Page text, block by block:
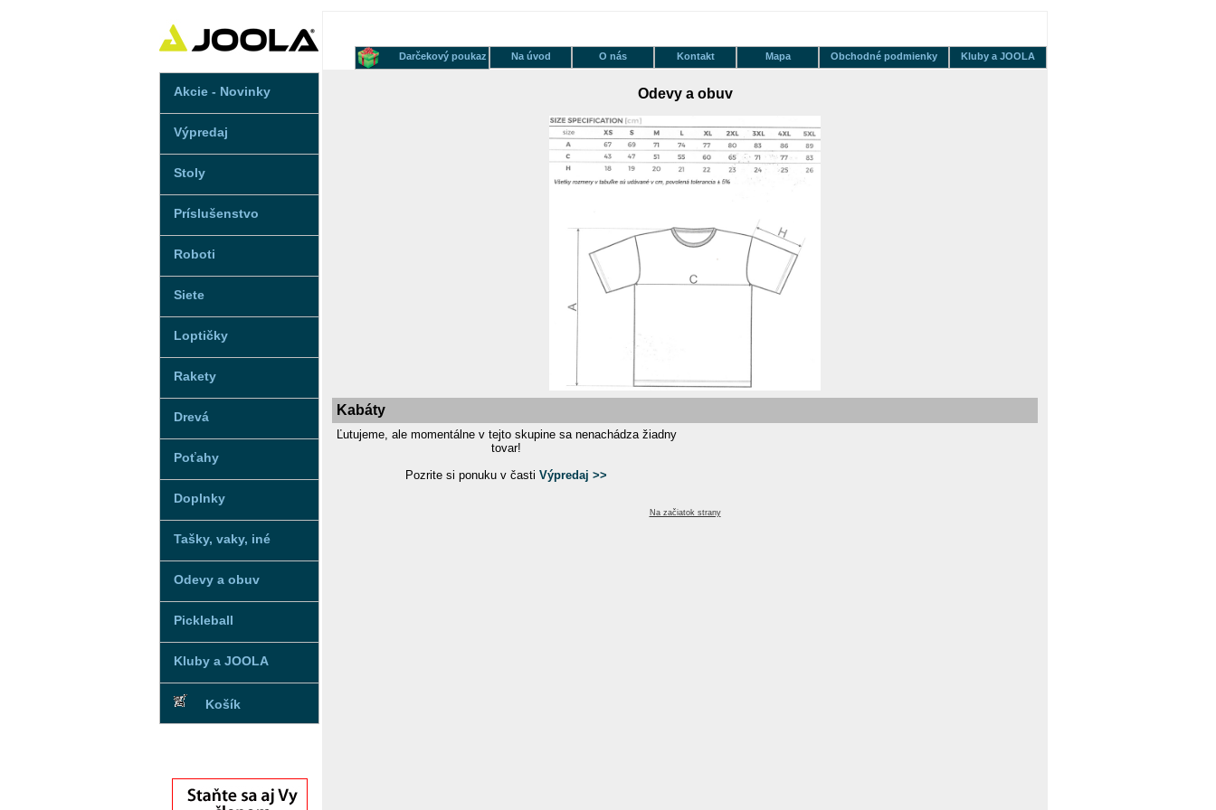
Akcie - Novinky
Výpredaj
Stoly
Príslušenstvo
Roboti
Siete
Loptičky
Rakety
Drevá
Poťahy
Doplnky
Tašky, vaky, iné
Odevy a obuv
Pickleball
Kluby a JOOLA
Košík
Kluby a JOOLA
Obchodné podmienky
Mapa
Kontakt
O nás
Na úvod
Darčekový poukaz
Odevy a obuv
Kabáty
Ľutujeme, ale momentálne v tejto skupine sa nenachádza žiadny
tovar!
Pozrite si ponuku v časti Výpredaj >>
Na začiatok strany